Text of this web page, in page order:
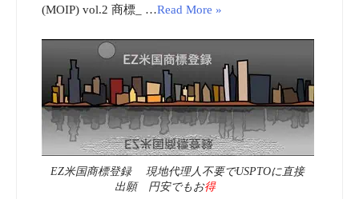
(MOIP) vol.2 商標_ …Read More »
EZ米国商標登録 現地代理人不要でUSPTOに直接
出願 円安でもお得